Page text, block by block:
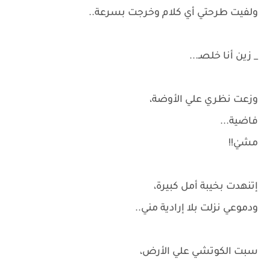
ولفيت طرحتي أي كلام وخرجت بسرعة..
_ زين أنا خلصـ...
وزعت نظري علي الأوضة،
فاضية...
مشيٰ!!
إتنهدت بخيبة أمل كبيرة،
ودموعي نزلت بلا إرادية مني..
سبت الكوتشي علي الأرض،